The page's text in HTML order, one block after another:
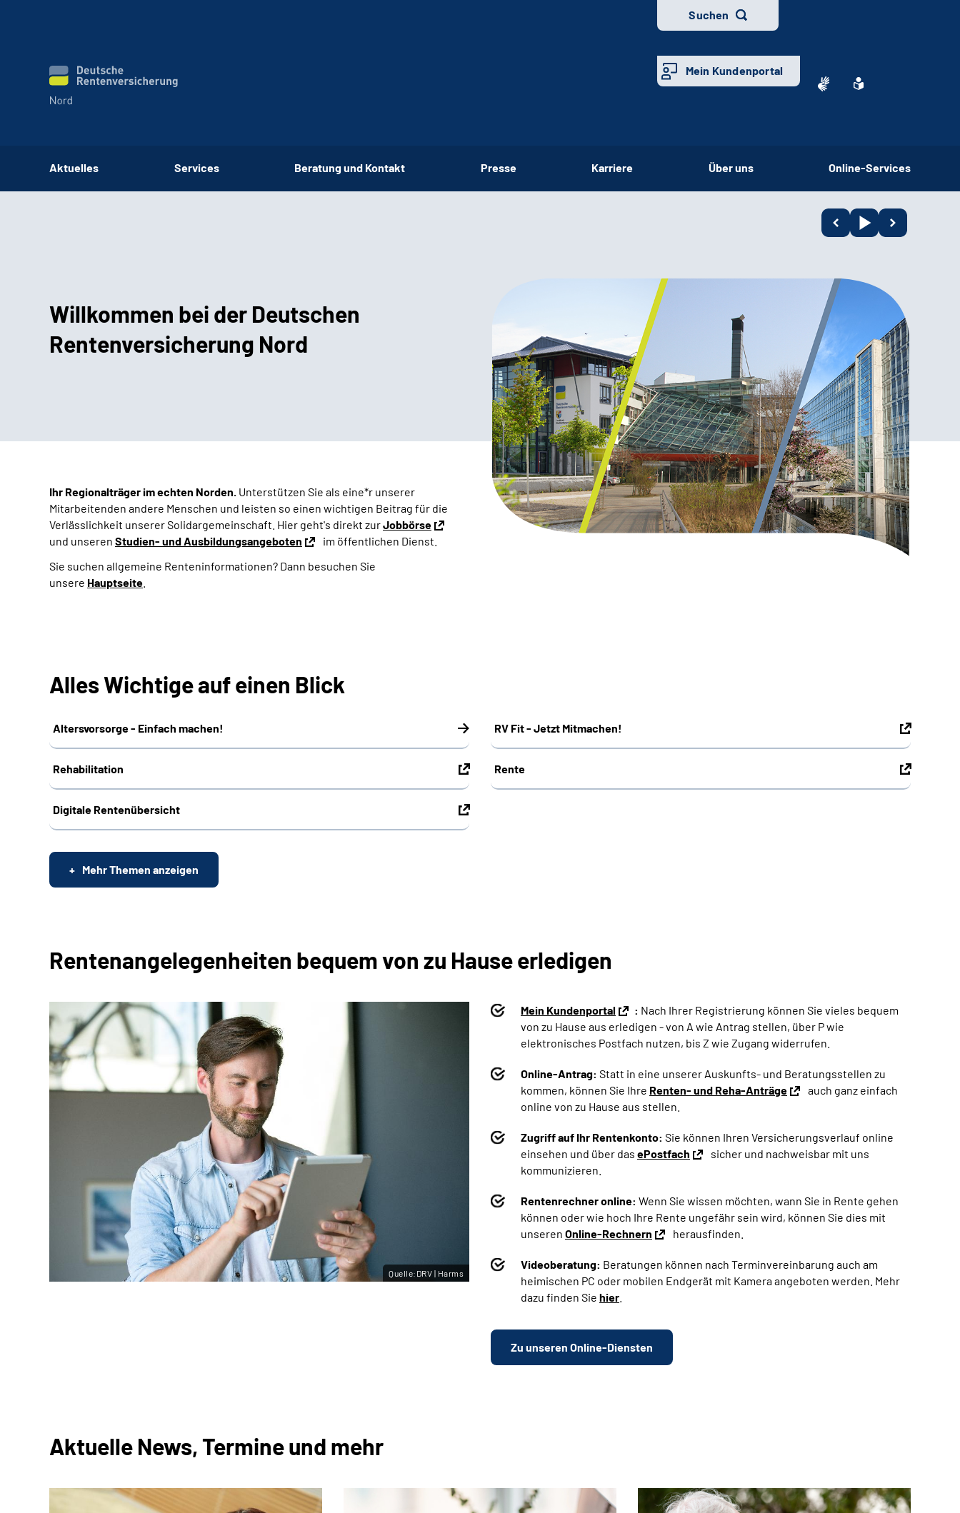
Suchen
Mein Kundenportal
Aktuelles Services Beratung und Kontakt Presse Karriere Über uns Online-Services
Willkommen bei der Deutschen
Rentenversicherung Nord
Ihr Regionalträger im echten Norden. Unterstützen Sie als eine*r unserer
Mitarbeitenden andere Menschen und leisten so einen wichtigen Beitrag für die
Verlässlichkeit unserer Solidargemeinschaft. Hier geht's direkt zurJobbörse
und unseren Studien- und Ausbildungsangeboten
im öffentlichen Dienst.
Sie suchen allgemeine Renteninformationen? Dann besuchen Sie
unsere Hauptseite
Alles Wichtige auf einen Blick
Altersvorsorge - Einfach machen! RV Fit - Jetzt Mitmachen!
Rehabilitation Rente
Digitale Rentenübersicht
Mehr Themen anzeigen
Rentenangelegenheiten bequem von zu Hause erledigen
Mein Kundenportal : Nach Ihrer Registrierung können Sie vieles bequem
von zu Hause aus erledigen - von A wie Antrag stellen, über P wie
elektronisches Postfach nutzen, bis Z wie Zugang widerrufen.
Online-Antrag: Statt in eine unserer Auskunfts- und Beratungsstellen zu
kommen, können Sie Ihre Renten- und Reha-Anträge
auch ganz einfach
online von zu Hause aus stellen.
Zugriff auf Ihr Rentenkonto: Sie können Ihren Versicherungsverlauf online
einsehen und über das ePostfach
sicher und nachweisbar mit uns
kommunizieren.
Rentenrechner online: Wenn Sie wissen möchten, wann Sie in Rente gehen
können oder wie hoch Ihre Rente ungefähr sein wird, können Sie dies mit
unseren Online-Rechnern herausfinden.
Videoberatung: Beratungen können nach Terminvereinbarung auch am
heimischen PC oder mobilen Endgerät mit Kamera angeboten werden. Mehr
dazu finden Sie hier
Zu unseren Online-Diensten
Quelle:DRV | Harms
Aktuelle News, Termine und mehr